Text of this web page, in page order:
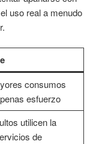
uso real a menudo
consumos
esfuerzo
utilicen la
de